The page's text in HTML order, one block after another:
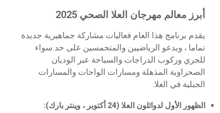
أبرز معالم مهرجان العلا الصحي 2025
يقدم برنامج هذا العام فعاليات مشاركة جماهيرية جديدة
تماما ، ويدعو الرياضيين والمتحمسين على حد سواء
للجري وركوب الدراجات والسباحة عبر الوديان
الصحراوية المذهلة ومسارات الواحات والمسارات
الجبلية في العلا.
الظهور الأول لدواثلون العلا (24 أكتوبر ، وينتر بارك):